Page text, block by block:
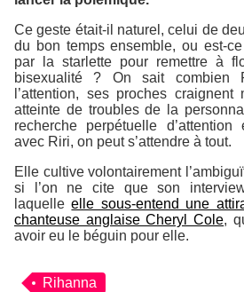
Ce geste était-il naturel, celui de
du bon temps ensemble, ou est-
par la starlette pour remettre à
bisexualité ? On sait combien
l’attention, ses proches
atteinte de troubles de la
recherche perpétuelle d’attention
avec Riri, on peut s’attendre à tout.
Elle cultive volontairement
si l’on ne cite que son
laquelleelle sous-entend une
chanteuse anglaise Cheryl Cole,
avoir eu le béguin pour elle.
Rihanna